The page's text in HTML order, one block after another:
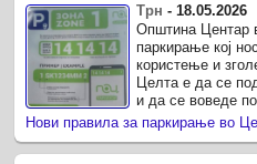
Трн - 18.05.2026
Општина Центар
паркирање кој
користење и
Целта е да се
и да се воведе
користење на
Нови правила за паркирање во